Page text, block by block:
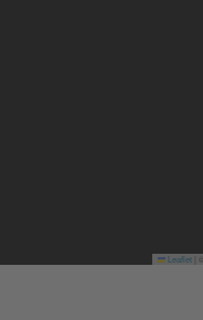
Leaflet